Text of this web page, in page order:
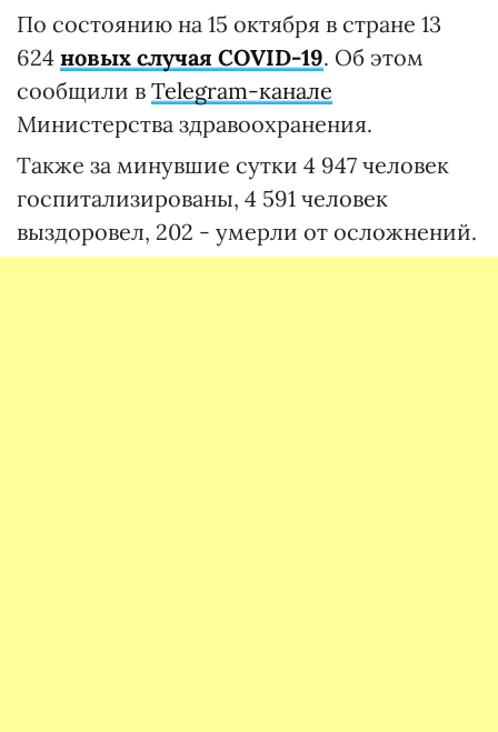
По состоянию на 15 октября в стране 13
624 новых случая COVID-19. Об этом
сообщили в Telegram-канале
Министерства здравоохранения.
Также за минувшие сутки 4 947 человек
госпитализированы, 4 591 человек
выздоровел, 202 - умерли от осложнений.